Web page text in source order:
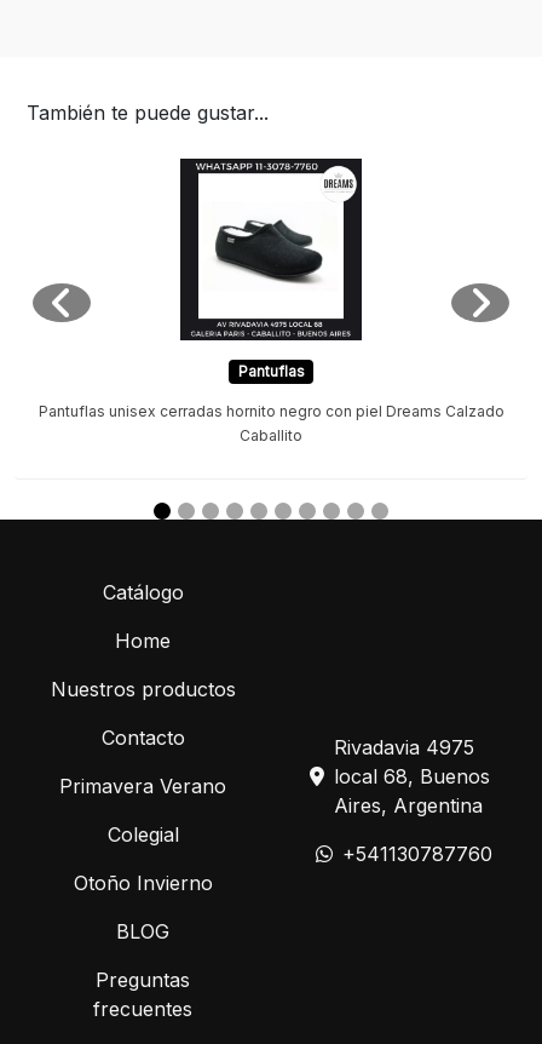
También te puede gustar...
Pantuflas
Pantuflas unisex cerradas hornito negro con piel Dreams Calzado
Caballito
Catálogo
Home
Nuestros productos
Contacto
Primavera Verano
Colegial
Otoño Invierno
BLOG
Preguntas
frecuentes
Rivadavia 4975
local 68, Buenos
Aires, Argentina
+541130787760